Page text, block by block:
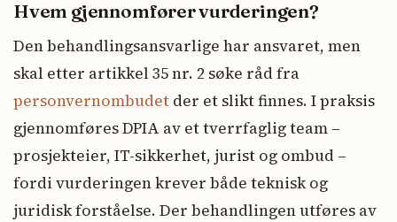
Hvem gjennomfører vurderingen?
Den behandlingsansvarlige har ansvaret, men
skal etter artikkel 35 nr. 2 søke råd fra
personvernombudet der et slikt finnes. I praksis
gjennomføres DPIA av et tverrfaglig team –
prosjekteier, IT-sikkerhet, jurist og ombud –
fordi vurderingen krever både teknisk og
juridisk forståelse. Der behandlingen utføres av